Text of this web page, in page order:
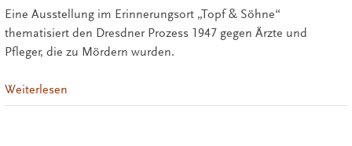
Eine Ausstellung im Erinnerungsort „Topf & Söhne“
thematisiert den Dresdner Prozess 1947 gegen Ärzte und
Pfleger, die zu Mördern wurden.
Weiterlesen